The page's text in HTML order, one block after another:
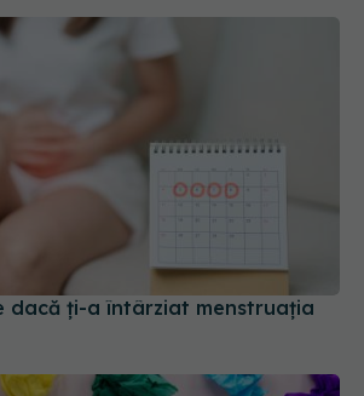
dacă ți-a întârziat menstruația